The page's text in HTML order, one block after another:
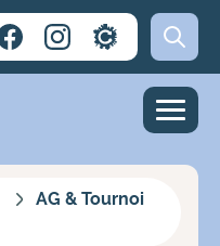
AG & Tournoi